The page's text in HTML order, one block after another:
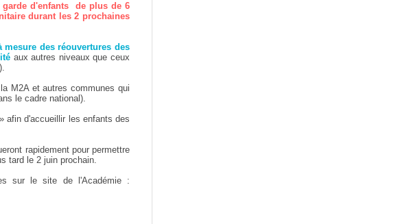
d'enfants de plus de 6
durant les 2 prochaines
des réouvertures des
aux autres niveaux que ceux
M2A et autres communes qui
le cadre national).
afin d'accueillir les enfants des
rapidement pour permettre
tard le 2 juin prochain.
sur le site de l'Académie :